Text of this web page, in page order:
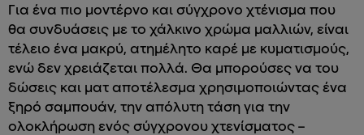
Για ένα πιο μοντέρνο και σύγχρονο χτένισμα που
θα συνδυάσεις με το χάλκινο χρώμα μαλλιών, είναι
τέλειο ένα μακρύ, ατημέλητο καρέ με κυματισμούς,
ενώ δεν χρειάζεται πολλά. Θα μπορούσες να του
δώσεις και ματ αποτέλεσμα χρησιμοποιώντας ένα
ξηρό σαμπουάν, την απόλυτη τάση για την
ολοκλήρωση ενός σύγχρονου χτενίσματος –